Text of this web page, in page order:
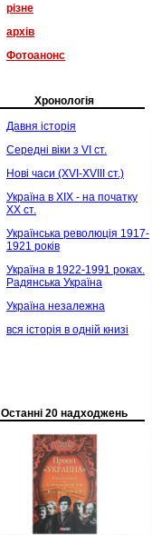
різне
архів
Фотоанонс
Хронологія
Давня історія
Середні віки з VI ст.
Нові часи (XVI-XVIII ст.)
Україна в XIX - на початку
XX ст.
Українська революція 1917-
1921 років
Україна в 1922-1991 роках.
Радянська Україна
Україна незалежна
вся історія в одній книзі
Останні 20 надходжень